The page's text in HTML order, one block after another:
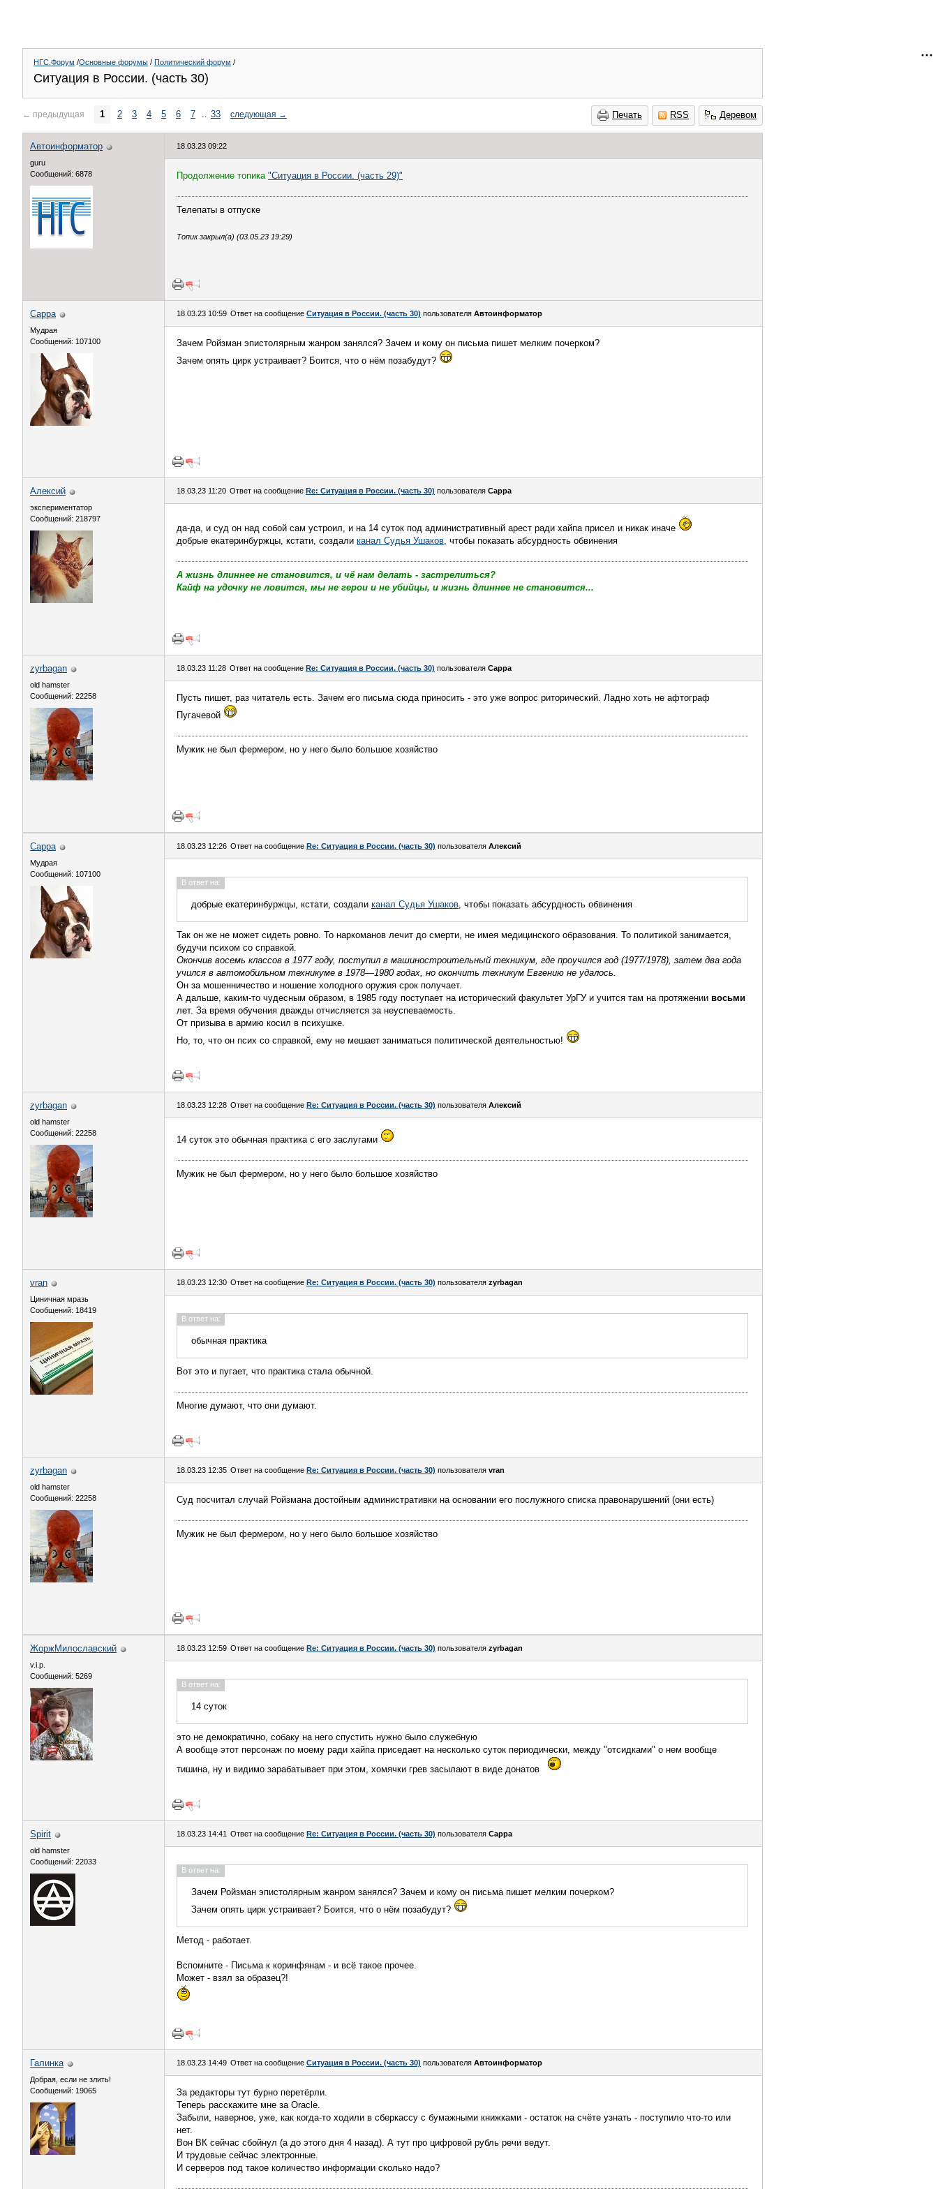
НГС.Форум /Основные форумы / Политический форум /
Ситуация в России. (часть 30)
Печать RSS Деревом
← предыдущая 1 2 3 4 5 6 7 .. 33 следующая →
Автоинформатор
guru
Сообщений: 6878
18.03.23 09:22
Продолжение топика "Ситуация в России. (часть 29)"
Телепаты в отпуске
Топик закрыл(а) (03.05.23 19:29)
Сарра
Мудрая
Сообщений: 107100
18.03.23 10:59 Ответ на сообщение Ситуация в России. (часть 30) пользователя Автоинформатор
Зачем Ройзман эпистолярным жанром занялся? Зачем и кому он письма пишет мелким почерком?
Зачем опять цирк устраивает? Боится, что о нём позабудут?
Алексий
экспериментатор
Сообщений: 218797
18.03.23 11:20 Ответ на сообщение Re: Ситуация в России. (часть 30) пользователя Сарра
да-да, и суд он над собой сам устроил, и на 14 суток под административный арест ради хайпа присел и никак иначе
добрые екатеринбуржцы, кстати, создали канал Судья Ушаков, чтобы показать абсурдность обвинения
А жизнь длиннее не становится, и чё нам делать - застрелиться?
Кайф на удочку не ловится, мы не герои и не убийцы, и жизнь длиннее не становится...
zyrbagan
old hamster
Сообщений: 22258
18.03.23 11:28 Ответ на сообщение Re: Ситуация в России. (часть 30) пользователя Сарра
Пусть пишет, раз читатель есть. Зачем его письма сюда приносить - это уже вопрос риторический. Ладно хоть не афтограф
Пугачевой
Мужик не был фермером, но у него было большое хозяйство
Сарра
Мудрая
Сообщений: 107100
18.03.23 12:26 Ответ на сообщение Re: Ситуация в России. (часть 30) пользователя Алексий
В ответ на:
добрые екатеринбуржцы, кстати, создали канал Судья Ушаков, чтобы показать абсурдность обвинения
Так он же не может сидеть ровно. То наркоманов лечит до смерти, не имея медицинского образования. То политикой занимается,
будучи психом со справкой.
Окончив восемь классов в 1977 году, поступил в машиностроительный техникум, где проучился год (1977/1978), затем два года
учился в автомобильном техникуме в 1978—1980 годах, но окончить техникум Евгению не удалось.
Он за мошенничество и ношение холодного оружия срок получает.
А дальше, каким-то чудесным образом, в 1985 году поступает на исторический факультет УрГУ и учится там на протяжении восьми
лет. За время обучения дважды отчисляется за неуспеваемость.
От призыва в армию косил в психушке.
Но, то, что он псих со справкой, ему не мешает заниматься политической деятельностью!
zyrbagan
old hamster
Сообщений: 22258
18.03.23 12:28 Ответ на сообщение Re: Ситуация в России. (часть 30) пользователя Алексий
14 суток это обычная практика с его заслугами
Мужик не был фермером, но у него было большое хозяйство
vran
Циничная мразь
Сообщений: 18419
18.03.23 12:30 Ответ на сообщение Re: Ситуация в России. (часть 30) пользователя zyrbagan
В ответ на:
обычная практика
Вот это и пугает, что практика стала обычной.
Многие думают, что они думают.
zyrbagan
old hamster
Сообщений: 22258
18.03.23 12:35 Ответ на сообщение Re: Ситуация в России. (часть 30) пользователя vran
Суд посчитал случай Ройзмана достойным административки на основании его послужного списка правонарушений (они есть)
Мужик не был фермером, но у него было большое хозяйство
ЖоржМилославский
v.i.p.
Сообщений: 5269
18.03.23 12:59 Ответ на сообщение Re: Ситуация в России. (часть 30) пользователя zyrbagan
В ответ на:
14 суток
это не демократично, собаку на него спустить нужно было служебную
А вообще этот персонаж по моему ради хайпа приседает на несколько суток периодически, между "отсидками" о нем вообще
тишина, ну и видимо зарабатывает при этом, хомячки грев засылают в виде донатов
Spirit
old hamster
Сообщений: 22033
18.03.23 14:41 Ответ на сообщение Re: Ситуация в России. (часть 30) пользователя Сарра
В ответ на:
Зачем Ройзман эпистолярным жанром занялся? Зачем и кому он письма пишет мелким почерком?
Зачем опять цирк устраивает? Боится, что о нём позабудут?
Метод - работает.
Вспомните - Письма к коринфянам - и всё такое прочее.
Может - взял за образец?!
Галинка
Добрая, если не злить!
Сообщений: 19065
18.03.23 14:49 Ответ на сообщение Ситуация в России. (часть 30) пользователя Автоинформатор
За редакторы тут бурно перетёрли.
Теперь расскажите мне за Oracle.
Забыли, наверное, уже, как когда-то ходили в сберкассу с бумажными книжками - остаток на счёте узнать - поступило что-то или
нет.
Вон ВК сейчас сбойнул (а до этого дня 4 назад). А тут про цифровой рубль речи ведут.
И трудовые сейчас электронные.
И серверов под такое количество информации сколько надо?